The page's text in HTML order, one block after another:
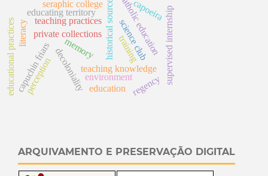
private collections historical sources
memory
teaching knowledge
teaching practices
educating territory
decoloniality
seraphic college catholic education
capuchin friars
science club
perception environment
educational practices regency
capoeira
training
education
supervised internship
literacy
ARQUIVAMENTO E PRESERVAÇÃO DIGITAL